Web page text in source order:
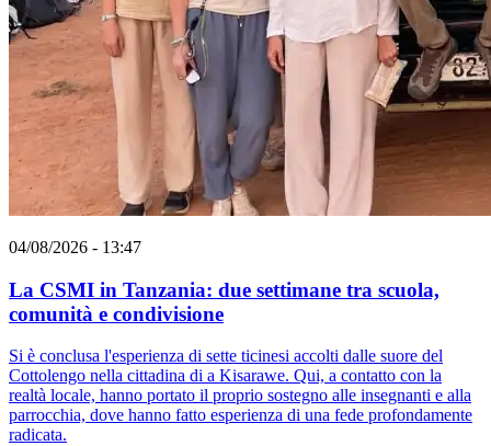
04/08/2026 - 13:47
La CSMI in Tanzania: due settimane tra scuola,
comunità e condivisione
Si è conclusa l'esperienza di sette ticinesi accolti dalle suore del
Cottolengo nella cittadina di a Kisarawe. Qui, a contatto con la
realtà locale, hanno portato il proprio sostegno alle insegnanti e alla
parrocchia, dove hanno fatto esperienza di una fede profondamente
radicata.